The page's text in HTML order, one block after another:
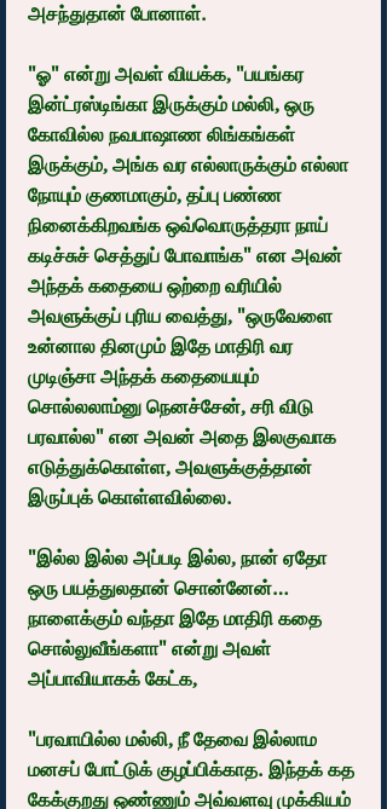
அசந்துதான் போனாள்.
"ஓ" என்று அவள் வியக்க, "பயங்கர
இன்ட்ரஸ்டிங்கா இருக்கும் மல்லி, ஒரு
கோவில்ல நவபாஷாண லிங்கங்கள்
இருக்கும், அங்க வர எல்லாருக்கும் எல்லா
நோயும் குணமாகும், தப்பு பண்ண
நினைக்கிறவங்க ஒவ்வொருத்தரா நாய்
கடிச்சுச் செத்துப் போவாங்க" என அவன்
அந்தக் கதையை ஒற்றை வரியில்
அவளுக்குப் புரிய வைத்து, "ஒருவேளை
உன்னால தினமும் இதே மாதிரி வர
முடிஞ்சா அந்தக் கதையையும்
சொல்லலாம்னு நெனச்சேன், சரி விடு
பரவால்ல" என அவன் அதை இலகுவாக
எடுத்துக்கொள்ள, அவளுக்குத்தான்
இருப்புக் கொள்ளவில்லை.
"இல்ல இல்ல அப்படி இல்ல, நான் ஏதோ
ஒரு பயத்துலதான் சொன்னேன்…
நாளைக்கும் வந்தா இதே மாதிரி கதை
சொல்லுவீங்களா" என்று அவள்
அப்பாவியாகக் கேட்க,
"பரவாயில்ல மல்லி, நீ தேவை இல்லாம
மனசப் போட்டுக் குழப்பிக்காத. இந்தக் கத
கேக்குறது ஒண்ணும் அவ்வளவு முக்கியம்